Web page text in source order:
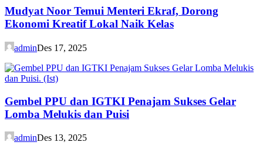
Mudyat Noor Temui Menteri Ekraf, Dorong
Ekonomi Kreatif Lokal Naik Kelas
adminDes 17, 2025
Gembel PPU dan IGTKI Penajam Sukses Gelar
Lomba Melukis dan Puisi
adminDes 13, 2025